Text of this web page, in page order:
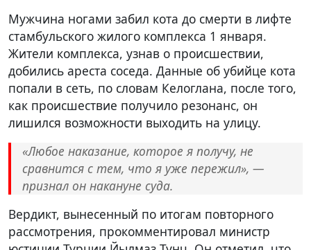
Мужчина ногами забил кота до смерти в лифте
стамбульского жилого комплекса 1 января.
Жители комплекса, узнав о происшествии,
добились ареста соседа. Данные об убийце кота
попали в сеть, по словам Келоглана, после того,
как происшествие получило резонанс, он
лишился возможности выходить на улицу.
«Любое наказание, которое я получу, не
сравнится с тем, что я уже пережил», —
признал он накануне суда.
Вердикт, вынесенный по итогам повторного
рассмотрения, прокомментировал министр